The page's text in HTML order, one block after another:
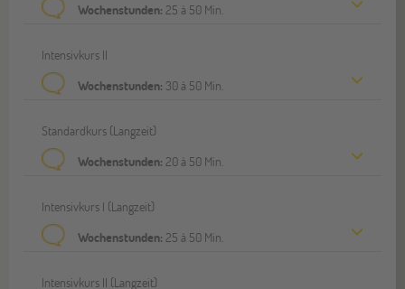
Wochenstunden: 25 à 50 Min.
Intensivkurs II
Wochenstunden: 30 à 50 Min.
Standardkurs (Langzeit)
Wochenstunden: 20 à 50 Min.
Intensivkurs I (Langzeit)
Wochenstunden: 25 à 50 Min.
Intensivkurs II (Langzeit)